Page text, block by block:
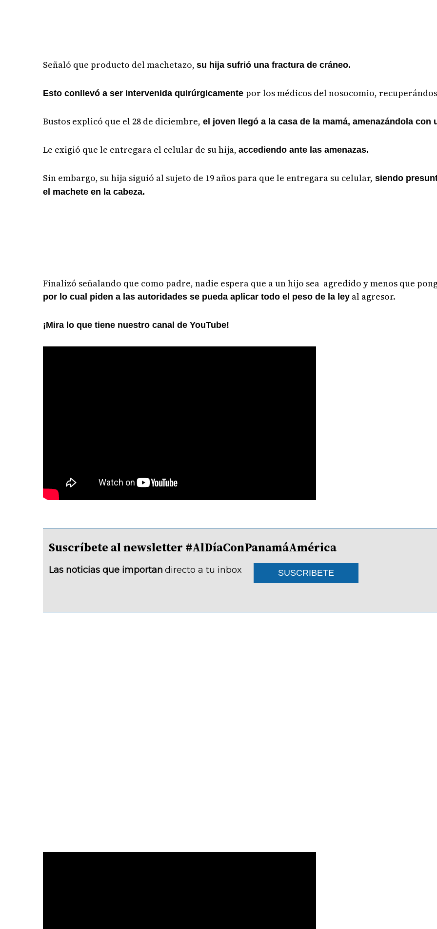
Señaló que producto del machetazo,su hija sufrió una fractura de cráneo.
Esto conllevó a ser intervenida quirúrgicamentepor los médicos del nosocomio,
Bustos explicó que el 28 de diciembre, el joven llegó a la casa de la mamá, amenazándola con
Le exigió que le entregara el celular de su hija,accediendo ante las amenazas.
Sin embargo, su hija siguió al sujeto de 19 años para que le entregara su celular, siendo
el machete en la cabeza.
Finalizó señalando que como padre, nadie espera que a un hijo sea agredido y menos que
por lo cual piden a las autoridades se pueda aplicar todo el peso de la ley al agresor.
¡Mira lo que tiene nuestro canal de YouTube!
Suscríbete al newsletter #AlDíaConPanamáAmérica
Las noticias que importan directo a tu inbox SUSCRIBETE